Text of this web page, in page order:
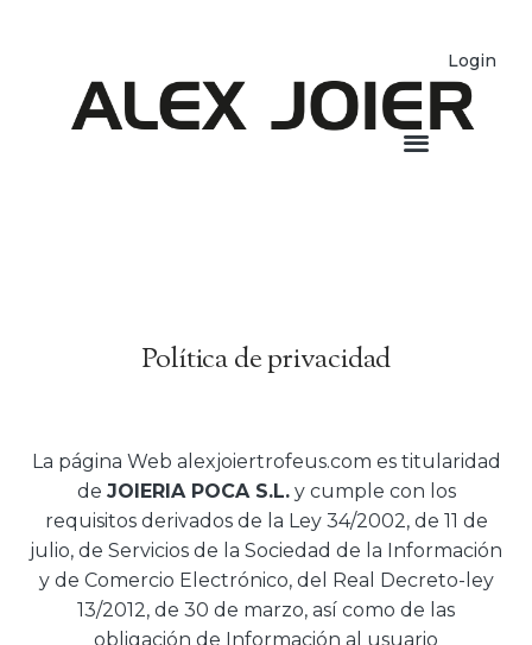
Login
Política de privacidad
La página Web alexjoiertrofeus.com es titularidad
de JOIERIA POCA S.L.y cumple con los
requisitos derivados de la Ley 34/2002, de 11 de
julio, de Servicios de la Sociedad de la Información
y de Comercio Electrónico, del Real Decreto-ley
13/2012, de 30 de marzo, así como de las
obligación de Información al usuario